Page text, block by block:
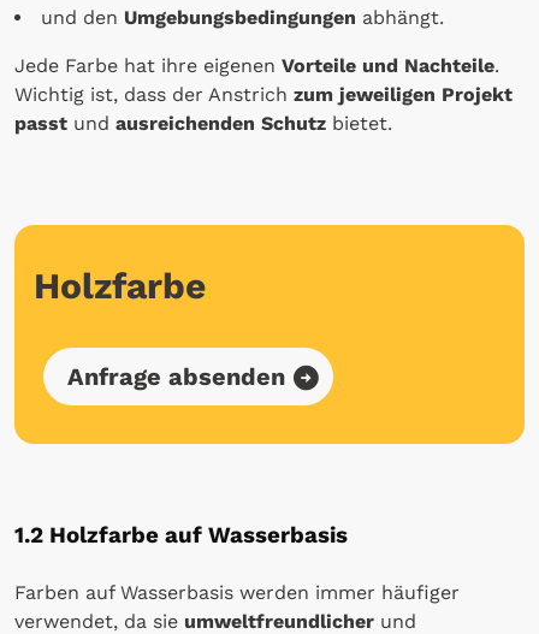
und den Umgebungsbedingungen abhängt.
Jede Farbe hat ihre eigenen Vorteile und Nachteile.
Wichtig ist, dass der Anstrich zum jeweiligen Projekt
passt und ausreichenden Schutz bietet.
Holzfarbe
Anfrage absenden
1.2 Holzfarbe auf Wasserbasis
Farben auf Wasserbasis werden immer häufiger
verwendet, da sie umweltfreundlicher und